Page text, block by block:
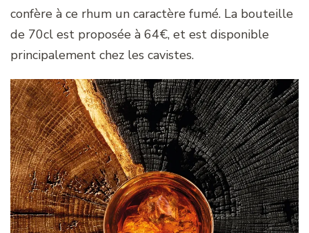
confère à ce rhum un caractère fumé. La bouteille
de 70cl est proposée à 64€, et est disponible
principalement chez les cavistes.